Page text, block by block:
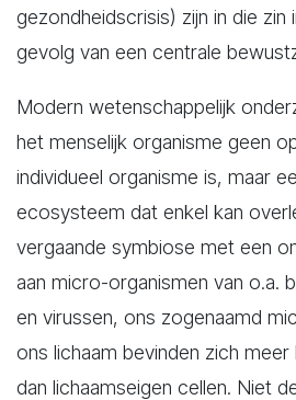
gezondheidscrisis) zijn in die zin
gevolg van een centrale
Modern wetenschappelijk
het menselijk organisme geen
individueel organisme is, maar
ecosysteem dat enkel kan
vergaande symbiose met een
aan micro-organismen van o.a.
en virussen, ons zogenaamd
ons lichaam bevinden zich
dan lichaamseigen cellen. Niet